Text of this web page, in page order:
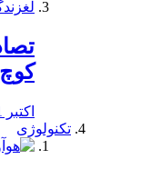
اکتبر 21, 2019
تکنولوژی